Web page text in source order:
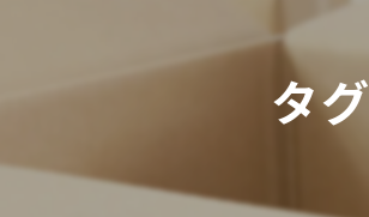
タ